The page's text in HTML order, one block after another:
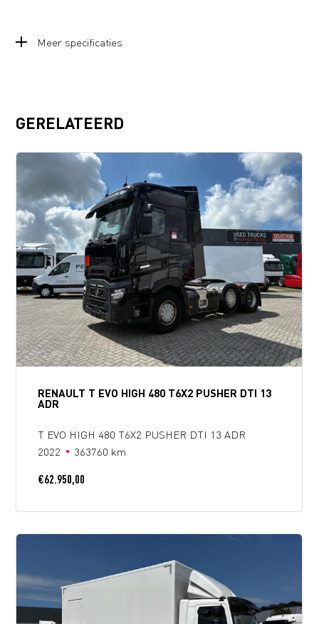
Meer specificaties
GERELATEERD
RENAULT T EVO HIGH 480 T6X2 PUSHER DTI 13
ADR
T EVO HIGH 480 T6X2 PUSHER DTI 13 ADR
2022
363760 km
€62.950,00